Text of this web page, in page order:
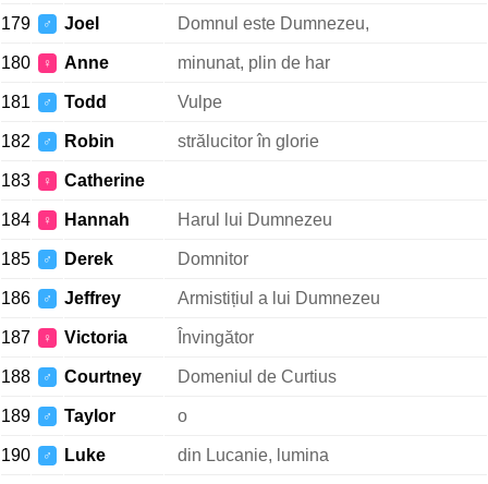
179 ♂ Joel Domnul este Dumnezeu,
180 ♀ Anne minunat, plin de har
181 ♂ Todd Vulpe
182 ♂ Robin strălucitor în glorie
183 ♀ Catherine
184 ♀ Hannah Harul lui Dumnezeu
185 ♂ Derek Domnitor
186 ♂ Jeffrey Armistițiul a lui Dumnezeu
187 ♀ Victoria Învingător
188 ♂ Courtney Domeniul de Curtius
189 ♂ Taylor o
190 ♂ Luke din Lucanie, lumina